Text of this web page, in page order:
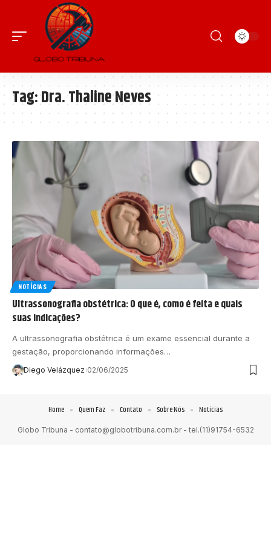
Tag:Dra. Thaline Neves
NOTÍCIAS
Ultrassonografia obstétrica: O que é, como é feita e quais
suas indicações?
A ultrassonografia obstétrica é um exame essencial durante a
gestação, proporcionando informações…
Diego Velázquez 02/06/2025
Globo Tribuna - contato@globotribuna.com.br- tel.(11)91754-6532
Home Quem Faz Contato Sobre Nós Notícias